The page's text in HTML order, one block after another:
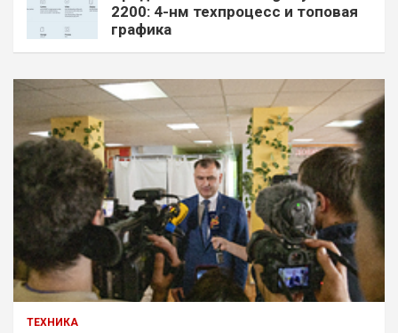
2200: 4-нм техпроцесс и топовая
графика
ТЕХНИКА